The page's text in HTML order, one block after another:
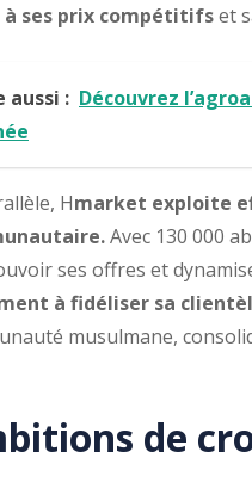
à ses prix compétitifset
aussi : Découvrez
Hmarket exploite
Avec 130 000
ses offres et
à fidéliser sa
musulmane,
de